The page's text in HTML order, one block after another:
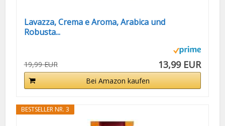
Lavazza, Crema e Aroma, Arabica und
Robusta...
19,99 EUR 13,99 EUR
Bei Amazon kaufen
BESTSELLER NR. 3